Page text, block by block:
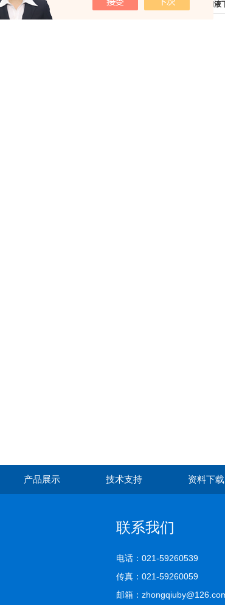
泵结构原理及特点 下一篇：50FY-40不锈钢液
产品展示 技术支持 资料下载
联系我们
电话：021-59260539
传真：021-59260059
邮箱：